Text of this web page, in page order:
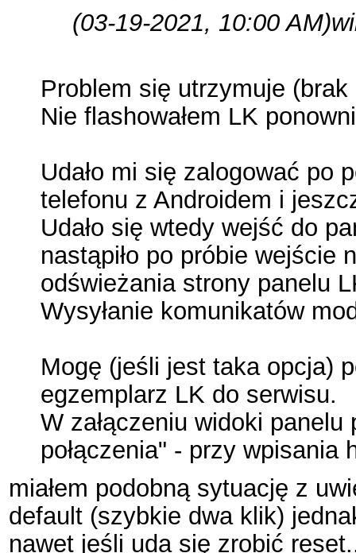
(03-19-2021, 10:00 AM)
Problem się utrzymuje
Nie flashowałem LK
Udało mi się zalogować po
telefonu z Androidem i
Udało się wtedy wejść do
nastąpiło po próbie wejście
odświeżania strony panelu
Wysyłanie komunikatów
Mogę (jeśli jest taka opcja)
egzemplarz LK do serwisu.
W załączeniu widoki
połączenia" - przy
miałem podobną sytuację z
default (szybkie dwa klik)
nawet jeśli uda się zrobić